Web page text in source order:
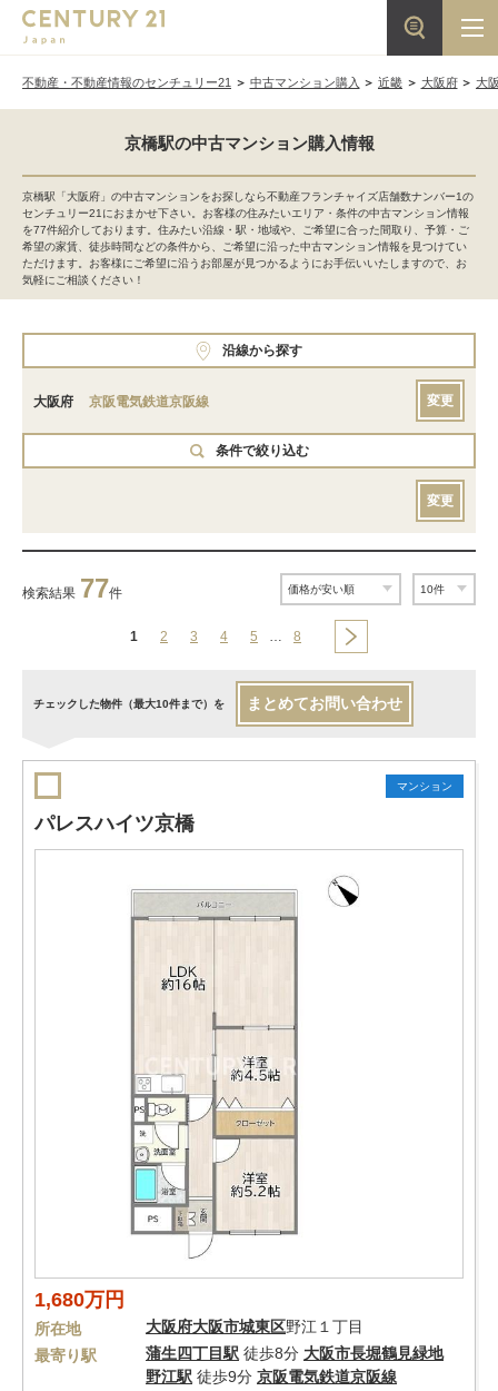
不動産・不動産情報のセンチュリー21 中古マンション購入 近畿 大阪府 大
京橋駅の中古マンション購入情報
京橋駅「大阪府」の中古マンションをお探しなら不動産フランチャイズ店舗数ナンバー1の
センチュリー21におまかせ下さい。お客様の住みたいエリア・条件の中古マンション情報
を77件紹介しております。住みたい沿線・駅・地域や、ご希望に合った間取り、予算・ご
希望の家賃、徒歩時間などの条件から、ご希望に沿った中古マンション情報を見つけてい
ただけます。お客様にご希望に沿うお部屋が見つかるようにお手伝いいたしますので、お
気軽にご相談ください！
沿線から探す
大阪府 京阪電気鉄道京阪線 変更
条件で絞り込む
変更
検索結果 77件
1 2 3 4 5 … 8
チェックした物件（最大10件まで）を まとめてお問い合わせ
マンション
パレスハイツ京橋
1,680万円
所在地 大阪府大阪市城東区野江１丁目
最寄り駅
蒲生四丁目駅 徒歩8分 大阪市長堀鶴見緑地
野江駅 徒歩9分 京阪電気鉄道京阪線